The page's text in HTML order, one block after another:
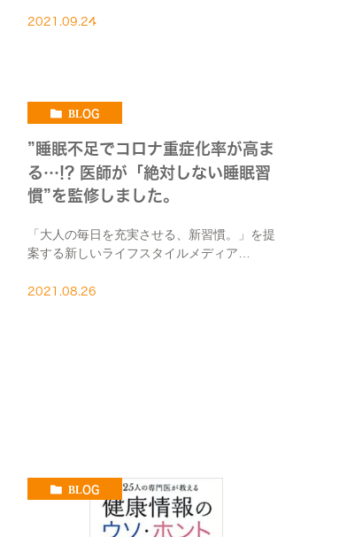
は、こちら。
2021.09.24
BLOG
”睡眠不足でコロナ重症化率が高ま
る…!? 医師が「絶対しない睡眠習
慣”を監修しました。
「大人の毎日を充実させる、新習慣。」を提
案する新しいライフスタイルメディア
が高まる…!? 医師が「絶対しない睡眠習慣”を
2021.08.26
BLOG